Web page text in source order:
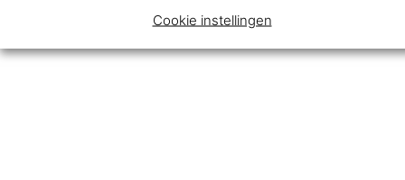
Cookie instellingen